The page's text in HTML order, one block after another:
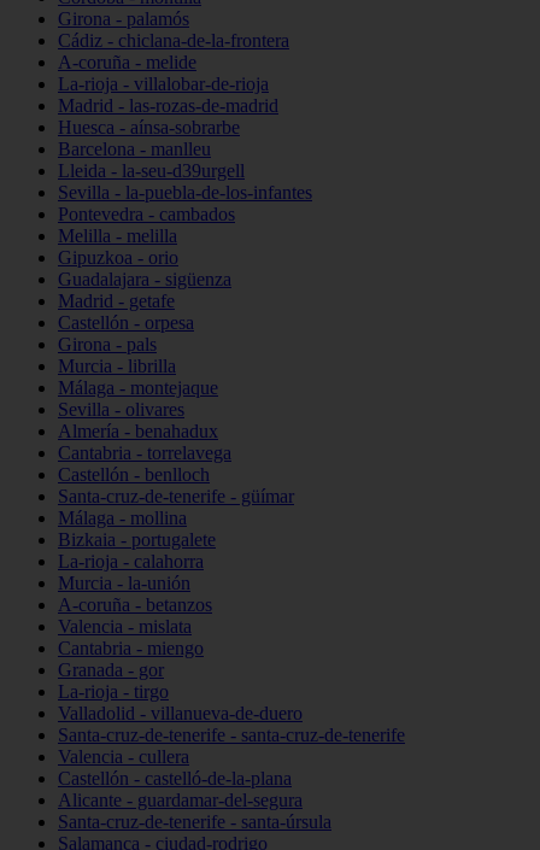
Girona - palamós
Cádiz - chiclana-de-la-frontera
A-coruña - melide
La-rioja - villalobar-de-rioja
Madrid - las-rozas-de-madrid
Huesca - aínsa-sobrarbe
Barcelona - manlleu
Lleida - la-seu-d39urgell
Sevilla - la-puebla-de-los-infantes
Pontevedra - cambados
Melilla - melilla
Gipuzkoa - orio
Guadalajara - sigüenza
Madrid - getafe
Castellón - orpesa
Girona - pals
Murcia - librilla
Málaga - montejaque
Sevilla - olivares
Almería - benahadux
Cantabria - torrelavega
Castellón - benlloch
Santa-cruz-de-tenerife - güímar
Málaga - mollina
Bizkaia - portugalete
La-rioja - calahorra
Murcia - la-unión
A-coruña - betanzos
Valencia - mislata
Cantabria - miengo
Granada - gor
La-rioja - tirgo
Valladolid - villanueva-de-duero
Santa-cruz-de-tenerife - santa-cruz-de-tenerife
Valencia - cullera
Castellón - castelló-de-la-plana
Alicante - guardamar-del-segura
Santa-cruz-de-tenerife - santa-úrsula
Salamanca - ciudad-rodrigo